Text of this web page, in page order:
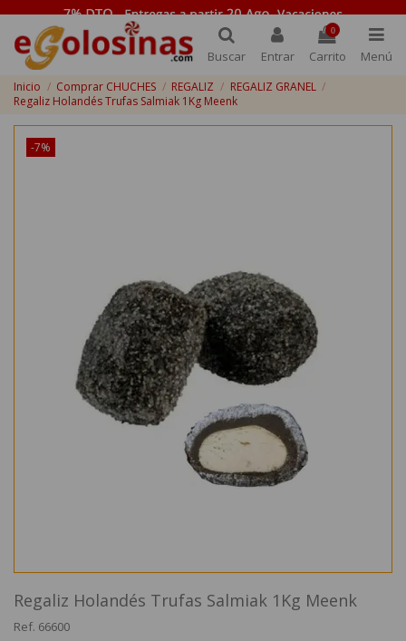
Buscar Entrar
0
Carrito Menú
Inicio Comprar CHUCHES REGALIZ
REGALIZ GRANEL
Regaliz Holandés Trufas Salmiak 1Kg Meenk
-7%
Regaliz Holandés Trufas Salmiak 1Kg Meenk
Ref. 66600